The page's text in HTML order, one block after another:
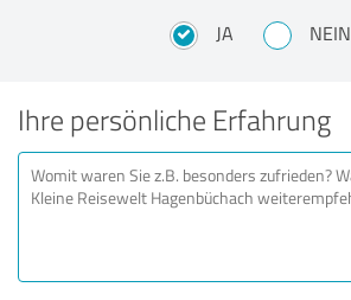
JA NEIN
Ihre persönliche Erfahrung